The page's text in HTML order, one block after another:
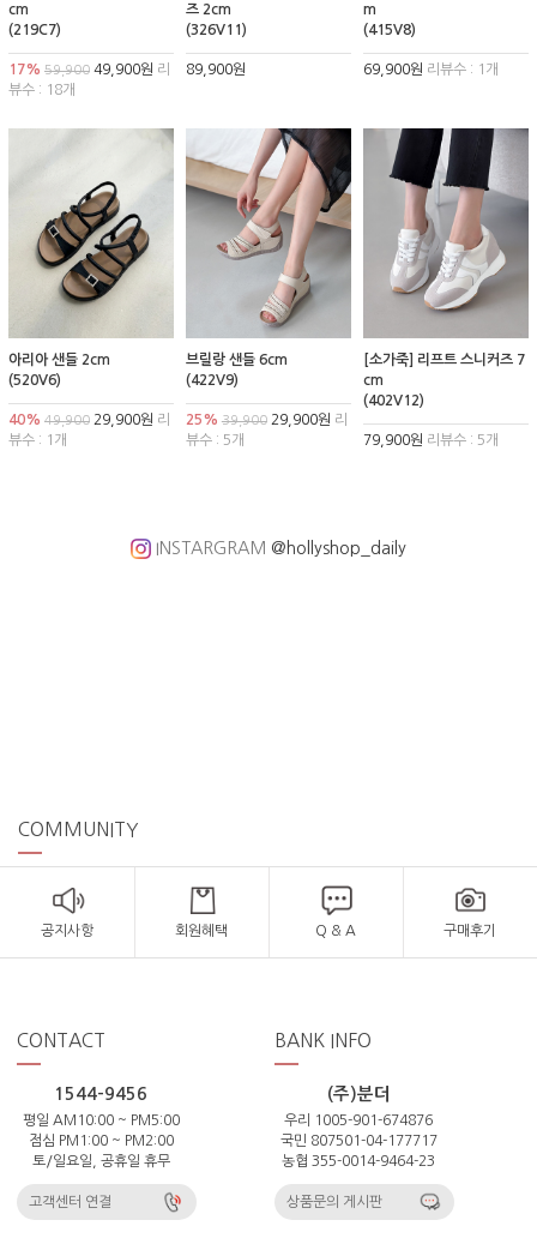
cm
(219C7)
17% 59,900 49,900원 리
뷰수 : 18개
즈 2cm
(326V11)
89,900원
m
(415V8)
69,900원 리뷰수 : 1개
아리아 샌들 2cm
(520V6)
40% 49,900 29,900원 리
뷰수 : 1개
브릴랑 샌들 6cm
(422V9)
25% 39,90029,900원 리
뷰수 : 5개
[소가죽] 리프트 스니커즈 7
cm
(402V12)
79,900원 리뷰수 : 5개
INSTARGRAM @hollyshop_daily
COMMUNITY
공지사항 회원혜택 Q & A 구매후기
CONTACT
1544-9456
평일 AM10:00 ~ PM5:00
점심 PM1:00 ~ PM2:00
토/일요일, 공휴일 휴무
고객센터 연결
BANK INFO
(주)분더
우리 1005-901-674876
국민 807501-04-177717
농협 355-0014-9464-23
상품문의 게시판